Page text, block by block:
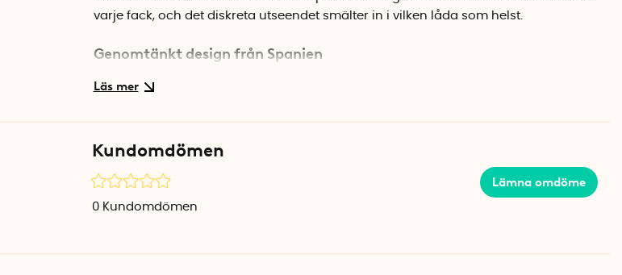
varje fack, och det diskreta utseendet smälter in i vilken låda som helst.
Genomtänkt design från Spanien
Specifikationer
Antal: 3 st
Material: Plast med silikonmatta
Kundomdömen
Lämna omdöme
0 Kundomdömen